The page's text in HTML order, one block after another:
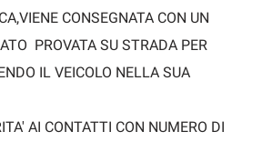
CONSEGNATA CON UN
PROVATA SU STRADA PER
IL VEICOLO NELLA SUA
AI CONTATTI CON NUMERO DI